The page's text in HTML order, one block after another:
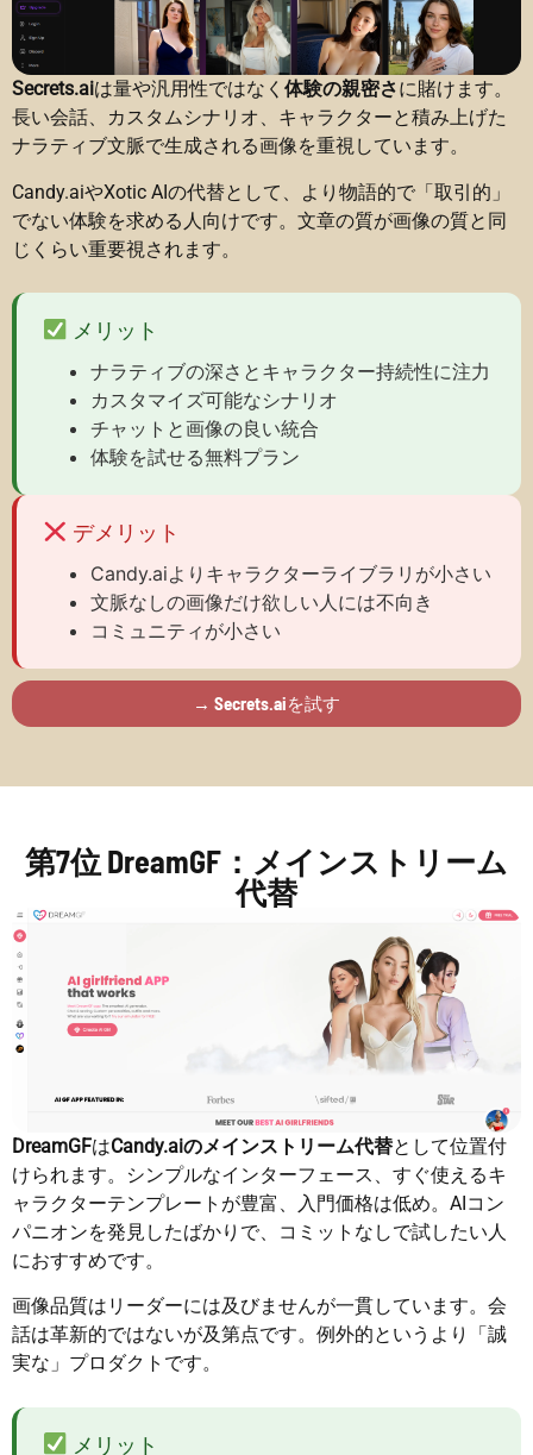
Secrets.aiは量や汎用性ではなく 体験の親密さに賭けます。
長い会話、カスタムシナリオ、キャラクターと積み上げた
ナラティブ文脈で生成される画像を重視しています。
Candy.aiやXotic AIの代替として、より物語的で「取引的」
でない体験を求める人向けです。文章の質が画像の質と同
じくらい重要視されます。
メリット
ナラティブの深さとキャラクター持続性に注力
カスタマイズ可能なシナリオ
チャットと画像の良い統合
体験を試せる無料プラン
デメリット
Candy.aiよりキャラクターライブラリが小さい
文脈なしの画像だけ欲しい人には不向き
コミュニティが小さい
→ Secrets.aiを試す
第7位 DreamGF：メインストリーム
代替
DreamGFはCandy.aiのメインストリーム代替として位置付
けられます。シンプルなインターフェース、すぐ使えるキ
ャラクターテンプレートが豊富、入門価格は低め。AIコン
パニオンを発見したばかりで、コミットなしで試したい人
におすすめです。
画像品質はリーダーには及びませんが一貫しています。会
話は革新的ではないが及第点です。例外的というより「誠
実な」プロダクトです。
メリット